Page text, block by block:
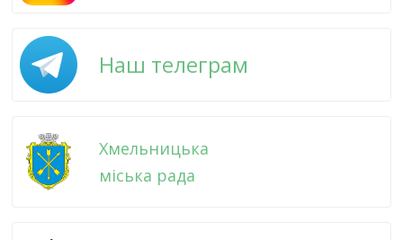
Наш телеграм
Хмельницька
міська рада